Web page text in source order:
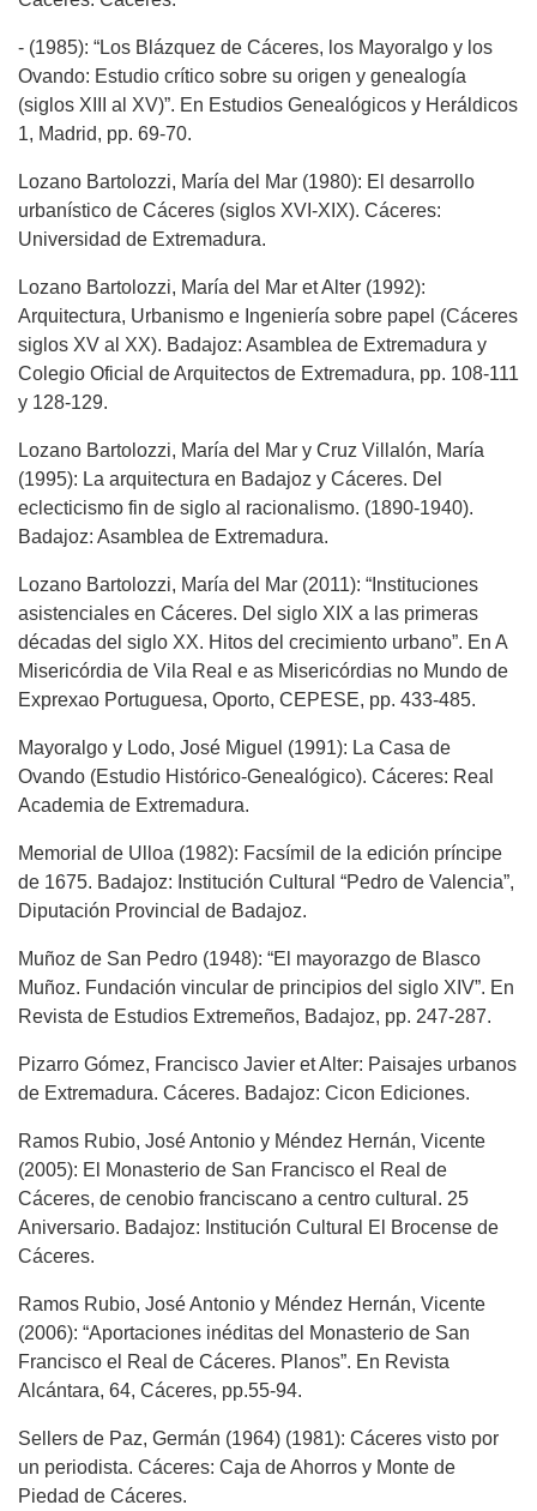
- (1985): “Los Blázquez de Cáceres, los Mayoralgo y los
Ovando: Estudio crítico sobre su origen y genealogía
(siglos XIII al XV)”. En Estudios Genealógicos y Heráldicos
1, Madrid, pp. 69-70.
Lozano Bartolozzi, María del Mar (1980): El desarrollo
urbanístico de Cáceres (siglos XVI-XIX). Cáceres:
Universidad de Extremadura.
Lozano Bartolozzi, María del Mar et Alter (1992):
Arquitectura, Urbanismo e Ingeniería sobre papel (Cáceres
siglos XV al XX). Badajoz: Asamblea de Extremadura y
Colegio Oficial de Arquitectos de Extremadura, pp. 108-111
y 128-129.
Lozano Bartolozzi, María del Mar y Cruz Villalón, María
(1995): La arquitectura en Badajoz y Cáceres. Del
eclecticismo fin de siglo al racionalismo. (1890-1940).
Badajoz: Asamblea de Extremadura.
Lozano Bartolozzi, María del Mar (2011): “Instituciones
asistenciales en Cáceres. Del siglo XIX a las primeras
décadas del siglo XX. Hitos del crecimiento urbano”. En A
Misericórdia de Vila Real e as Misericórdias no Mundo de
Exprexao Portuguesa, Oporto, CEPESE, pp. 433-485.
Mayoralgo y Lodo, José Miguel (1991): La Casa de
Ovando (Estudio Histórico-Genealógico). Cáceres: Real
Academia de Extremadura.
Memorial de Ulloa (1982): Facsímil de la edición príncipe
de 1675. Badajoz: Institución Cultural “Pedro de Valencia”,
Diputación Provincial de Badajoz.
Muñoz de San Pedro (1948): “El mayorazgo de Blasco
Muñoz. Fundación vincular de principios del siglo XIV”. En
Revista de Estudios Extremeños, Badajoz, pp. 247-287.
Pizarro Gómez, Francisco Javier et Alter: Paisajes urbanos
de Extremadura. Cáceres. Badajoz: Cicon Ediciones.
Ramos Rubio, José Antonio y Méndez Hernán, Vicente
(2005): El Monasterio de San Francisco el Real de
Cáceres, de cenobio franciscano a centro cultural. 25
Aniversario. Badajoz: Institución Cultural El Brocense de
Cáceres.
Ramos Rubio, José Antonio y Méndez Hernán, Vicente
(2006): “Aportaciones inéditas del Monasterio de San
Francisco el Real de Cáceres. Planos”. En Revista
Alcántara, 64, Cáceres, pp.55-94.
Sellers de Paz, Germán (1964) (1981): Cáceres visto por
un periodista. Cáceres: Caja de Ahorros y Monte de
Piedad de Cáceres.